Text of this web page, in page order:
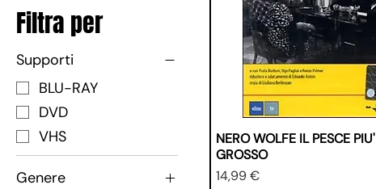
Filtra per
Supporti
BLU-RAY
DVD
VHS
Genere
NERO WOLFE IL PESCE PIU'
GROSSO
Prezzo
14,99 €